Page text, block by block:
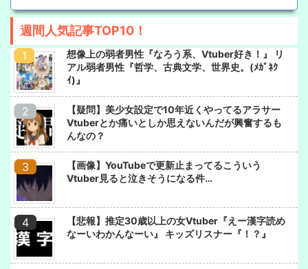
週間人気記事TOP10！
想像上の弱者男性『なろう系、Vtuber好き！』 リ
アル弱者男性『哲学、古典文学、世界史。(ﾒｶﾞﾈｸ
ｲ)』
【疑問】美少女設定で10年近くやってるアラサー
Vtuberとか痛いとしか思えないんだが興奮するも
んなの？
【画像】YouTubeで更新止まってるこういう
Vtuber見ると泣きそうになる件…
【悲報】推定30歳以上の女Vtuber『えー漢字読め
なーいわかんなーい』 キッズリスナー『！？』